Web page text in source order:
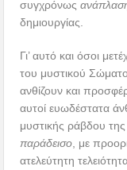
συγχρόνως
δημιουργίας.
Γι’ αυτό και όσοι
του μυστικού
ανθίζουν και
αυτοί ευωδέστατα
μυστικής ράβδου
παράδεισο , με
ατελεύτητη